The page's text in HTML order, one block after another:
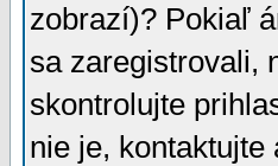
zobrazí)? Pokiaľ
sa zaregistrovali,
skontrolujte
nie je,